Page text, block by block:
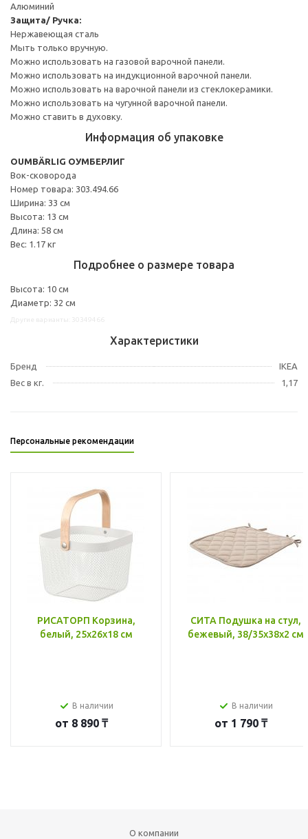
Алюминий
Защита/ Ручка:
Нержавеющая сталь
Мыть только вручную.
Можно использовать на газовой варочной панели.
Можно использовать на индукционной варочной панели.
Можно использовать на варочной панели из стеклокерамики.
Можно использовать на чугунной варочной панели.
Можно ставить в духовку.
Информация об упаковке
OUMBÄRLIG ОУМБЕРЛИГ
Вок-сковорода
Номер товара: 303.494.66
Ширина: 33 см
Высота: 13 см
Длина: 58 см
Вес: 1.17 кг
Подробнее о размере товара
Высота: 10 см
Диаметр: 32 см
Характеристики
Бренд
IKEA
Вес в кг.
1,17
Персональные рекомендации
РИСАТОРП Корзина,
белый, 25x26x18 см
В наличии
от 8 890 ₸
СИТА Подушка на стул,
бежевый, 38/35x38x2 см
В наличии
от 1 790 ₸
О компании